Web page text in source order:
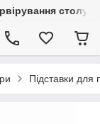
Підставки для